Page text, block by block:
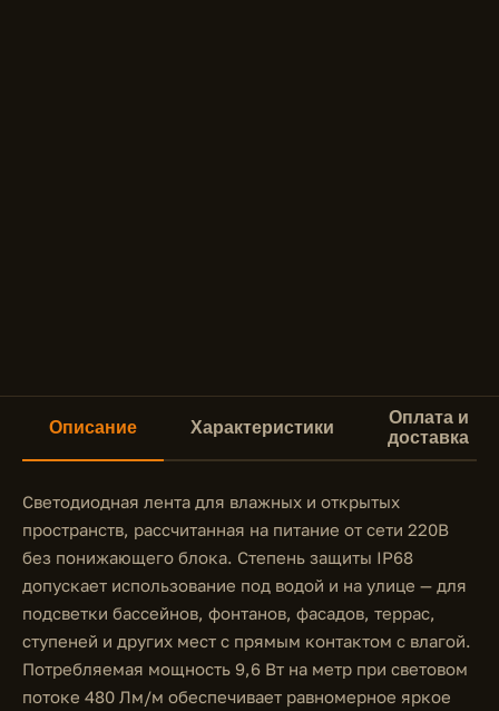
Описание Характеристики
Оплата и
доставка
Светодиодная лента для влажных и открытых
пространств, рассчитанная на питание от сети 220В
без понижающего блока. Степень защиты IP68
допускает использование под водой и на улице — для
подсветки бассейнов, фонтанов, фасадов, террас,
ступеней и других мест с прямым контактом с влагой.
Потребляемая мощность 9,6 Вт на метр при световом
потоке 480 Лм/м обеспечивает равномерное яркое